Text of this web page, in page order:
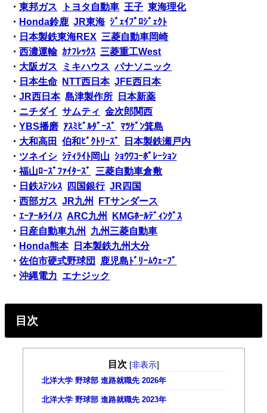
・東邦ガス トヨタ自動車 王子 東海理化
・ Honda鈴鹿 JR東海 ｼﾞｪｲﾌﾟﾛｼﾞｪｸﾄ
・ 日本製鉄東海REX 三菱自動車岡崎
・西濃運輸 ｶﾅﾌﾚｯｸｽ 三菱重工West
・ 大阪ガス ミキハウス パナソニック
・ 日本生命 NTT西日本 JFE西日本
・JR西日本 島津製作所
日本新薬
・ ニチダイ サムティ
金次郎関西
・YBS播磨 ｱｽﾐﾋﾞﾙﾀﾞｰｽﾞ
ﾏﾂｹﾞﾝ箕島
・ 大和高田 伯和ﾋﾞｸﾄﾘｰｽﾞ
日本製鉄瀬戸内
・ ツネイシ ｼﾃｨﾗｲﾄ岡山 ｼｮｳﾜｺｰﾎﾟﾚｰｼｮﾝ
・福山ﾛｰｽﾞﾌｧｲﾀｰｽﾞ
三菱自動車倉敷
・ 日鉄ｽﾃﾝﾚｽ 四国銀行 JR四国
・西部ガス JR九州
FTサンダース
・ｴｰｱｰﾙﾗｲﾉｽ ARC九州
KMGﾎｰﾙﾃﾞｨﾝｸﾞｽ
・ 日産自動車九州
九州三菱自動車
・ Honda熊本
日本製鉄九州大分
・佐伯市硬式野球団
鹿児島ﾄﾞﾘｰﾑｳｪｰﾌﾞ
・沖縄電力 エナジック
目次
目次 [非表示]
北洋大学 野球部 進路就職先 2026年
北洋大学 野球部 進路就職先 2023年